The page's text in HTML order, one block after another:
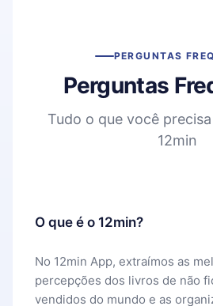
PERGUNTAS
Perguntas
Tudo o que você
12min
O que é o 12min?
No 12min App, extraímos as
percepções dos livros de não
vendidos do mundo e as